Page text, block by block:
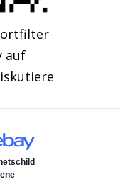
auf